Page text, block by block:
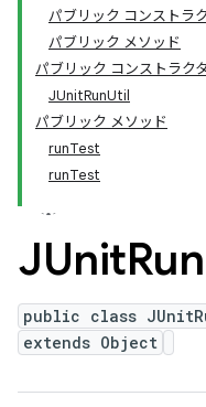
パブリック コンストラ
パブリック メソッド
パブリック コンストラク
JUnitRunUtil
パブリック メソッド
runTest
runTest
JUnitRun
public class
extends Object